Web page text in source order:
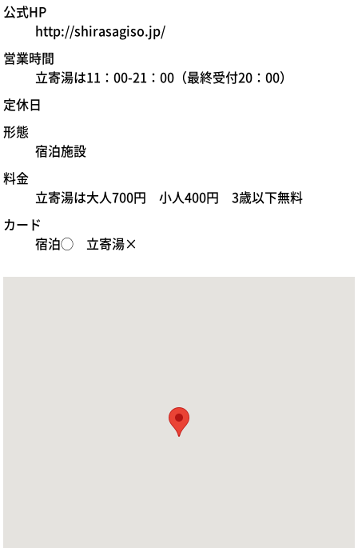
公式HP
http://shirasagiso.jp/
営業時間
立寄湯は11：00-21：00（最終受付20：00）
定休日
形態
宿泊施設
料金
立寄湯は大人700円 小人400円 3歳以下無料
カード
宿泊◯ 立寄湯×